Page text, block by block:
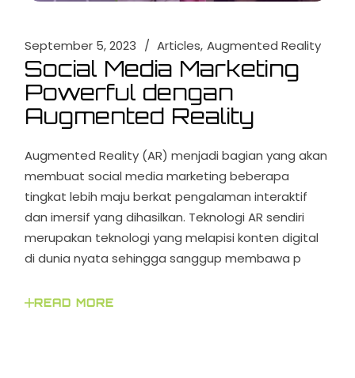
September 5, 2023 Articles Augmented Reality
Social Media Marketing
Powerful dengan
Augmented Reality
Augmented Reality (AR) menjadi bagian yang akan
membuat social media marketing beberapa
tingkat lebih maju berkat pengalaman interaktif
dan imersif yang dihasilkan. Teknologi AR sendiri
merupakan teknologi yang melapisi konten digital
di dunia nyata sehingga sanggup membawa p
READ MORE